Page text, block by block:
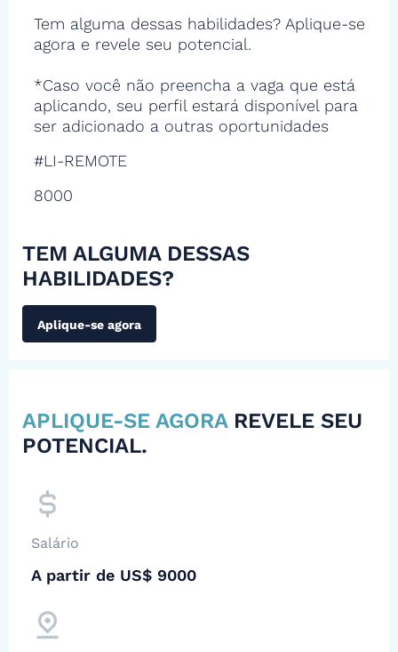
Tem alguma dessas habilidades? Aplique-se
agora e revele seu potencial.
*Caso você não preencha a vaga que está
aplicando, seu perfil estará disponível para
ser adicionado a outras oportunidades
#LI-REMOTE
8000
TEM ALGUMA DESSAS
HABILIDADES?
Aplique-se agora
APLIQUE-SE AGORA REVELE SEU
POTENCIAL.
Salário
A partir de US$ 9000